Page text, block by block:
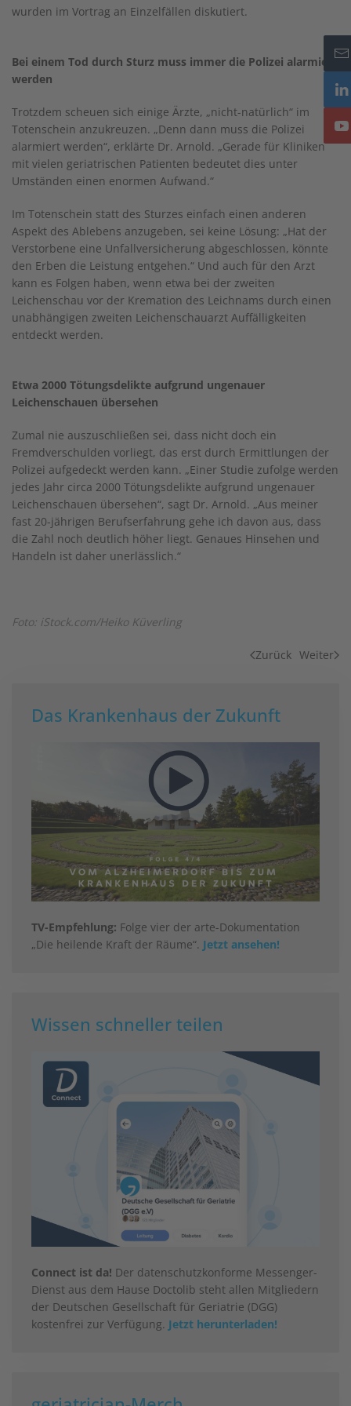
wurden im Vortrag an Einzelfällen diskutiert.
Bei einem Tod durch Sturz muss immer die Polizei alarmiert
werden
Trotzdem scheuen sich einige Ärzte, „nicht-natürlich“ im
Totenschein anzukreuzen. „Denn dann muss die Polizei
alarmiert werden“, erklärte Dr. Arnold. „Gerade für Kliniken
mit vielen geriatrischen Patienten bedeutet dies unter
Umständen einen enormen Aufwand.“
Im Totenschein statt des Sturzes einfach einen anderen
Aspekt des Ablebens anzugeben, sei keine Lösung: „Hat der
Verstorbene eine Unfallversicherung abgeschlossen, könnte
den Erben die Leistung entgehen.“ Und auch für den Arzt
kann es Folgen haben, wenn etwa bei der zweiten
Leichenschau vor der Kremation des Leichnams durch einen
unabhängigen zweiten Leichenschauarzt Auffälligkeiten
entdeckt werden.
Etwa 2000 Tötungsdelikte aufgrund ungenauer
Leichenschauen übersehen
Zumal nie auszuschließen sei, dass nicht doch ein
Fremdverschulden vorliegt, das erst durch Ermittlungen der
Polizei aufgedeckt werden kann. „Einer Studie zufolge werden
jedes Jahr circa 2000 Tötungsdelikte aufgrund ungenauer
Leichenschauen übersehen“, sagt Dr. Arnold. „Aus meiner
fast 20-jährigen Berufserfahrung gehe ich davon aus, dass
die Zahl noch deutlich höher liegt. Genaues Hinsehen und
Handeln ist daher unerlässlich.“
Foto: iStock.com/Heiko Küverling
Zurück Weiter
Das Krankenhaus der Zukunft
TV-Empfehlung: Folge vier der arte-Dokumentation
„Die heilende Kraft der Räume“. Jetzt ansehen!
Wissen schneller teilen
Connect ist da! Der datenschutzkonforme Messenger-
Dienst aus dem Hause Doctolib steht allen Mitgliedern
der Deutschen Gesellschaft für Geriatrie (DGG)
kostenfrei zur Verfügung. Jetzt herunterladen!